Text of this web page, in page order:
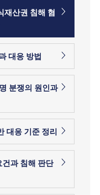
재산권 침해 혐
대응 방법
분쟁의 원인과
대응 기준 정리
과 침해 판단